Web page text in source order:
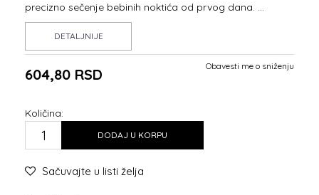
precizno sečenje bebinih noktića od prvog dana. ...
DETALJNIJE
604,80 RSD Obavesti me o sniženju
Količina:
DODAJ U KORPU
Sačuvajte u listi želja